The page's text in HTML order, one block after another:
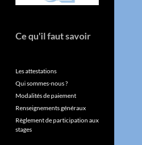
Ce qu'il faut savoir
Les attestations
Qui sommes-nous ?
Modalités de paiement
Renseignements généraux
Règlement de participation aux
stages